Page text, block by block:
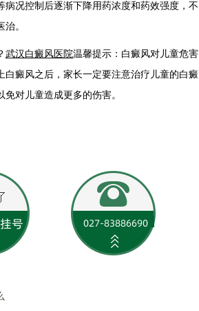
况控制后逐渐下降用药浓度和药效强度，不
。
武汉白癜风医院温馨提示：白癜风对儿童危害
癜风之后，家长一定要注意治疗儿童的白癜
对儿童造成更多的伤害。